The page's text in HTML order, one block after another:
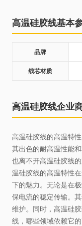
高温硅胶线基本
品牌
线芯材质
高温硅胶线企业
高温硅胶线的高温特
其出色的耐高温性能
也离不开高温硅胶线
温硅胶线的高温特性
下的魅力。无论是在
保电流的稳定传输。
维护。同时，高温硅
线，哪些领域依赖它
上海格高润滑剂有限
格高润滑剂--新一代的
荧光渗透液、磁粉、褪
洗剂的提供商，标志着
求“技术创造效益”的理
于2006年，供应航空
除锈剂、航空除胶剂、
上海博楷能源科技有
上海博楷能源科技有限